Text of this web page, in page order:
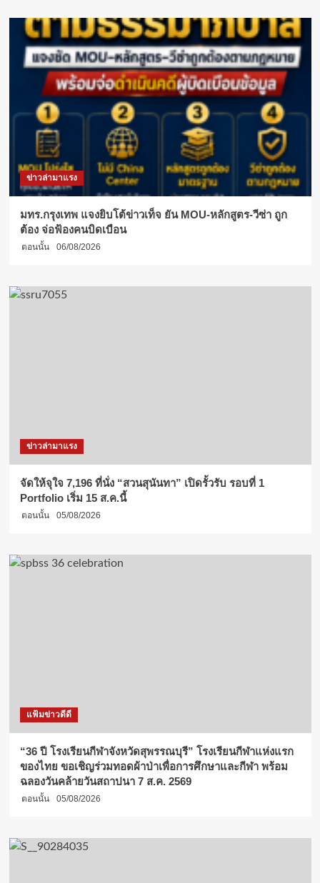
ข่าวล่ามาแรง
มทร.กรุงเทพ แจงยิบโต้ข่าวเท็จ ยัน MOU-หลักสูตร-วีซ่า ถูก
ต้อง จ่อฟ้องคนบิดเบือน
ตอนนั้น 06/08/2026
ข่าวล่ามาแรง
จัดให้จุใจ 7,196 ที่นั่ง “สวนสุนันทา” เปิดรั้วรับ รอบที่ 1
Portfolio เริ่ม 15 ส.ค.นี้
ตอนนั้น 05/08/2026
แฟ้มข่าวดีดี
“36 ปี โรงเรียนกีฬาจังหวัดสุพรรณบุรี” โรงเรียนกีฬาแห่งแรก
ของไทย ขอเชิญร่วมทอดผ้าป่าเพื่อการศึกษาและกีฬา พร้อม
ฉลองวันคล้ายวันสถาปนา 7 ส.ค. 2569
ตอนนั้น 05/08/2026